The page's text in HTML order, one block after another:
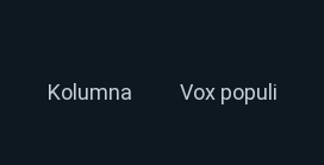
Kolumna Vox populi